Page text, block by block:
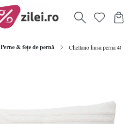
Perne & fețe de pernă Chellano husa perna